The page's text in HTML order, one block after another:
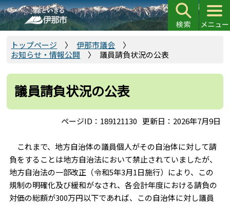
こ
の
ペ
で
トップページ
伊那市議会
お知らせ・情報公開
議員請負状況の公表
議員請負状況の公表
ページID：189121130 更新日：2026年7月9日
これまで、地方自治体の議員個人がその自治体に対して請
負をすることは地方自治法において禁止されていましたが、
地方自治法の一部改正（令和5年3月1日施行）により、この
規制の明確化及び緩和がなされ、各会計年度における請負の
対価の総額が300万円以下であれば、この自治体に対し議員